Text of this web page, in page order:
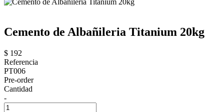
Cemento de Albañileria Titanium 20kg
$ 192
Referencia
PT006
Pre-order
Cantidad
-